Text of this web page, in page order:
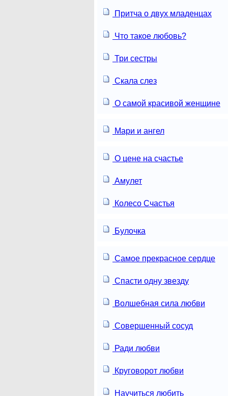
Притча о двух младенцах
Что такое любовь?
Три сестры
Скала слез
О самой красивой женщине
Мари и ангел
О цене на счастье
Амулет
Колесо Счастья
Булочка
Самое прекрасное сердце
Спасти одну звезду
Волшебная сила любви
Совершенный сосуд
Ради любви
Круговорот любви
Научиться любить